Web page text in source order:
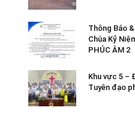
Thông Báo
Chúa Kỷ
PHÚC ÂM 2
Khu vực 5 –
Tuyên đạo